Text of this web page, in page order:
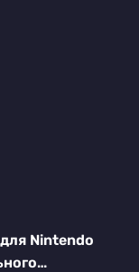
Nintendo